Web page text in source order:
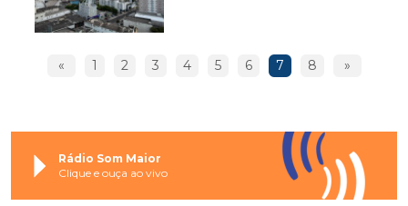
« 1 2 3 4 5 6 7 8 »
Rádio Som Maior
Clique e ouça ao vivo